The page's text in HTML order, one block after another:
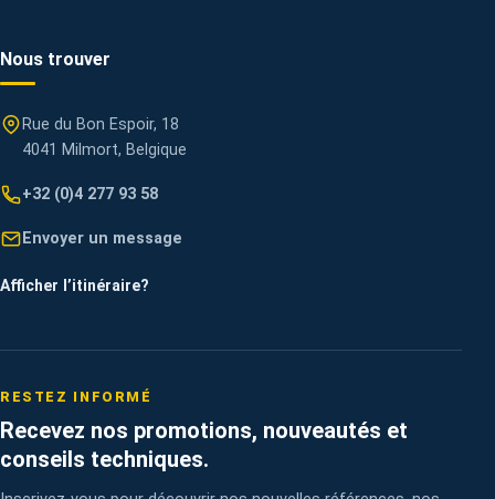
Nous trouver
Rue du Bon Espoir, 18
4041 Milmort, Belgique
+32 (0)4 277 93 58
Envoyer un message
Afficher l’itinéraire?
RESTEZ INFORMÉ
Recevez nos promotions, nouveautés et
conseils techniques.